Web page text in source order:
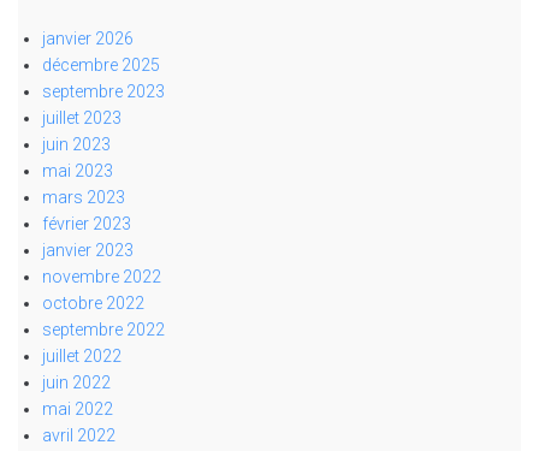
janvier 2026
décembre 2025
septembre 2023
juillet 2023
juin 2023
mai 2023
mars 2023
février 2023
janvier 2023
novembre 2022
octobre 2022
septembre 2022
juillet 2022
juin 2022
mai 2022
avril 2022